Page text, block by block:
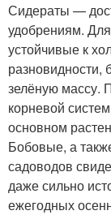
Сидераты —
удобрениям.
устойчивые к
зелёную массу.
корневой
основном
Бобовые, а
садоводов
даже сильно
ежегодных